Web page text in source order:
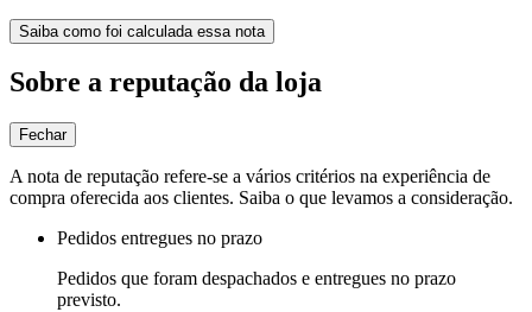
Saiba como foi calculada essa nota
Sobre a reputação da loja
Fechar
A nota de reputação refere-se a vários critérios na experiência de
compra oferecida aos clientes. Saiba o que levamos a consideração.
Pedidos entregues no prazo
Pedidos que foram despachados e entregues no prazo
previsto.